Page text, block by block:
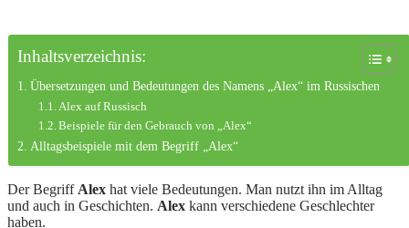
Inhaltsverzeichnis:
Übersetzungen und Bedeutungen des Namens „Alex“ im Russischen
Alex auf Russisch
Beispiele für den Gebrauch von „Alex“
Alltagsbeispiele mit dem Begriff „Alex“
Der Begriff Alex hat viele Bedeutungen. Man nutzt ihn im Alltag
und auch in Geschichten. Alex kann verschiedene Geschlechter
haben.